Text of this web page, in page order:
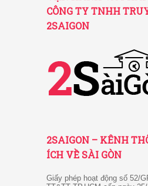
CÔNG TY TNHH
2SAIGON
2SAIGON – KÊNH
ÍCH VỀ SÀI GÒN
Giấy phép hoạt động số 52/